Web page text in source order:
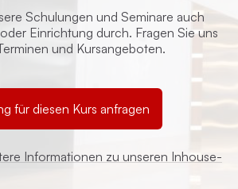
Schulungen und Seminare auch
Einrichtung durch. Fragen Sie uns
und Kursangeboten.
für diesen Kurs anfragen
Informationen zu unseren Inhouse-